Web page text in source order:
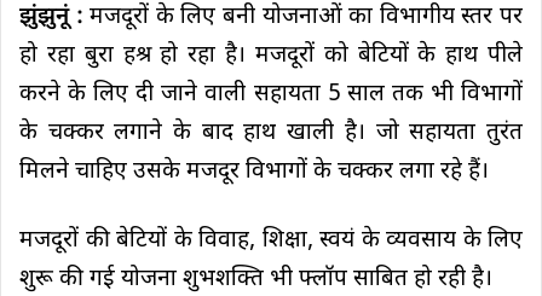
झुंझुनूं : मजदूरों के लिए बनी योजनाओं का विभागीय स्तर पर
हो रहा बुरा हश्र हो रहा है। मजदूरों को बेटियों के हाथ पीले
करने के लिए दी जाने वाली सहायता 5 साल तक भी विभागों
के चक्कर लगाने के बाद हाथ खाली है। जो सहायता तुरंत
मिलने चाहिए उसके मजदूर विभागों के चक्कर लगा रहे हैं।
मजदूरों की बेटियों के विवाह, शिक्षा, स्वयं के व्यवसाय के लिए
शुरू की गई योजना शुभशक्ति भी फ्लॉप साबित हो रही है।